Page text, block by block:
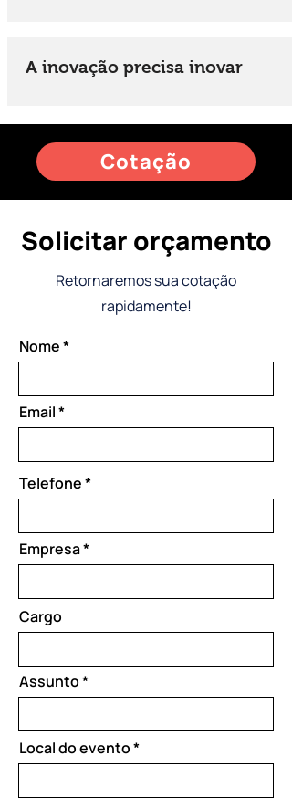
A inovação precisa inovar
Cotação
Solicitar orçamento
Retornaremos sua cotação
rapidamente!
Nome
Email
Telefone
Empresa
Cargo
Assunto
Local do evento